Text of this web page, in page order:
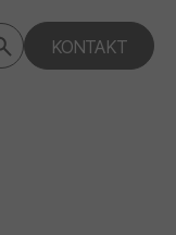
Search
deptagency.com
Submit
search
KONTAKT